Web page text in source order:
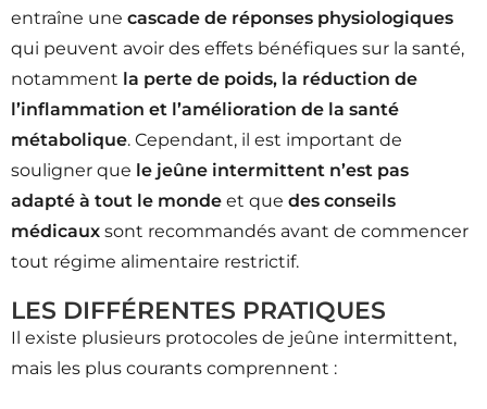
entraîne une cascade de réponses physiologiques
qui peuvent avoir des effets bénéfiques sur la santé,
notamment la perte de poids, la réduction de
l’inflammation et l’amélioration de la santé
métabolique. Cependant, il est important de
souligner que le jeûne intermittent n’est pas
adapté à tout le monde et que des conseils
médicaux sont recommandés avant de commencer
tout régime alimentaire restrictif.
LES DIFFÉRENTES PRATIQUES
Il existe plusieurs protocoles de jeûne intermittent,
mais les plus courants comprennent :